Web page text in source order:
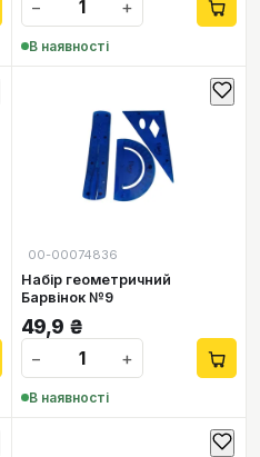
−
+
В наявності
00-00074836
Набір геометричний
Барвінок №9
49,9 ₴
−
+
В наявності